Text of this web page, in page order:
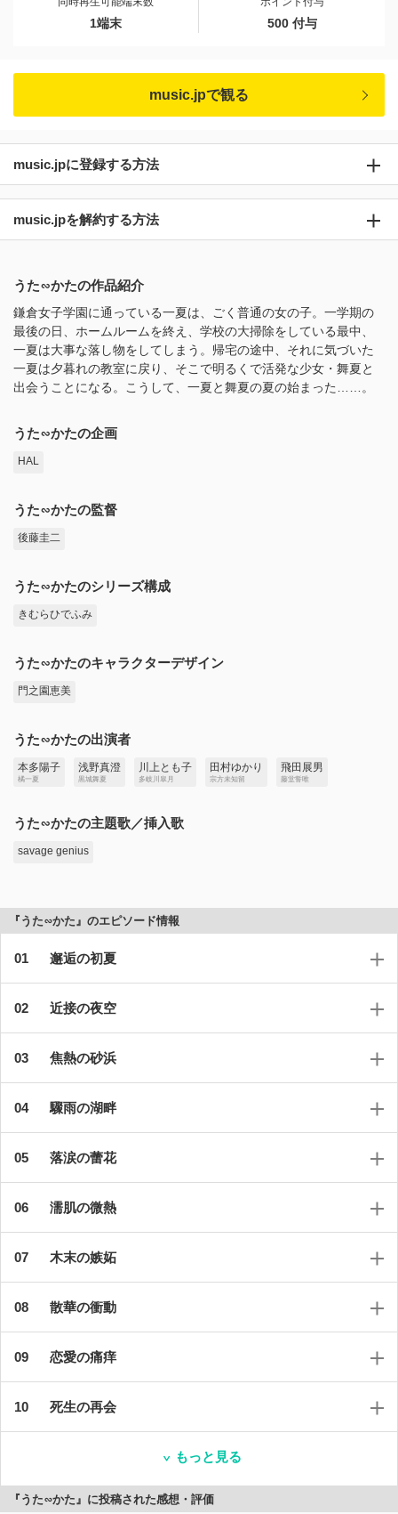
1端末 500 付与
music.jpで観る
music.jpに登録する方法
music.jpを解約する方法
うた∽かたの作品紹介
鎌倉女子学園に通っている一夏は、ごく普通の女の子。一学期の
最後の日、ホームルームを終え、学校の大掃除をしている最中、
一夏は大事な落し物をしてしまう。帰宅の途中、それに気づいた
一夏は夕暮れの教室に戻り、そこで明るくで活発な少女・舞夏と
出会うことになる。こうして、一夏と舞夏の夏の始まった……。
うた∽かたの企画
HAL
うた∽かたの監督
後藤圭二
うた∽かたのシリーズ構成
きむらひでふみ
うた∽かたのキャラクターデザイン
門之園恵美
うた∽かたの出演者
本多陽子
橘一夏
浅野真澄
黒城舞夏
川上とも子
多岐川皐月
田村ゆかり
宗方未知留
飛田展男
藤堂誓唯
うた∽かたの主題歌／挿入歌
savage genius
『うた∽かた』のエピソード情報
邂逅の初夏
近接の夜空
焦熱の砂浜
驟雨の湖畔
落涙の蕾花
濡肌の微熱
木末の嫉妬
散華の衝動
恋愛の痛痒
死生の再会
もっと見る
『うた∽かた』に投稿された感想・評価